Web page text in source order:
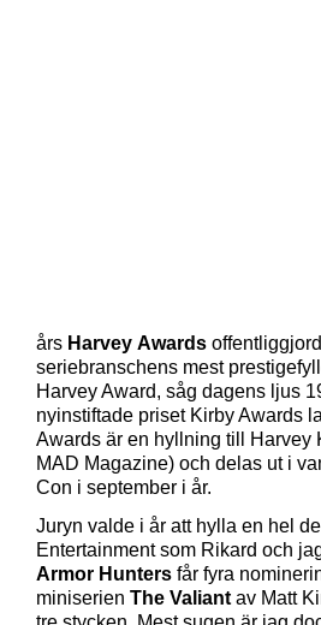
års Harvey Awards
seriebranschens mest
Harvey Award, såg dagens ljus
nyinstiftade priset Kirby Awards
Awards är en hyllning till Harvey
MAD Magazine) och delas ut i
Con i september i år.
Juryn valde i år att hylla en hel
Entertainment som Rikard och
Armor Hunters får fyra
miniserien The Valiant av Matt